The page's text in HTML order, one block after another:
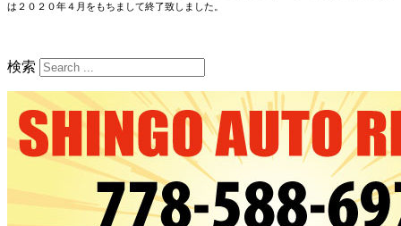
は２０２０年４月をもちまして終了致しました。
検索